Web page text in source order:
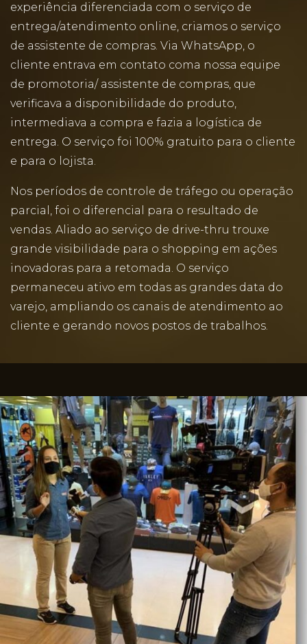
experiência diferenciada com o serviço de
entrega/atendimento online, criamos o serviço
de assistente de compras. Via WhatsApp, o
cliente entrava em contato coma nossa equipe
de promotoria/ assistente de compras, que
verificava a disponibilidade do produto,
intermediava a compra e fazia a logística de
entrega. O serviço foi 100% gratuito para o cliente
e para o lojista.
Nos períodos de controle de tráfego ou operação
parcial, foi o diferencial para o resultado de
vendas. Aliado ao serviço de drive-thru trouxe
grande visibilidade para o shopping em ações
inovadoras para a retomada. O serviço
permaneceu ativo em todas as grandes data do
varejo, ampliando os canais de atendimento ao
cliente e gerando novos postos de trabalhos.